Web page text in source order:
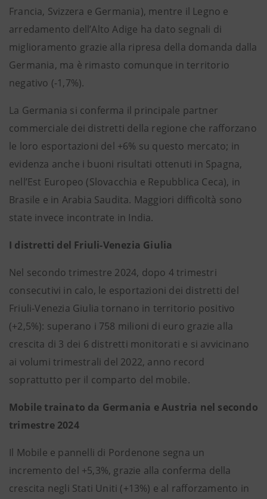
Francia, Svizzera e Germania), mentre il Legno e
arredamento dell’Alto Adige ha dato segnali di
miglioramento grazie alla ripresa della domanda dalla
Germania, ma è rimasto comunque in territorio
negativo (-1,7%).
La Germania si conferma il principale partner
commerciale dei distretti della regione che rafforzano
le loro esportazioni del +6% su questo mercato; in
evidenza anche i buoni risultati ottenuti in Spagna,
nell’Est Europeo (Slovacchia e Repubblica Ceca), in
Brasile e in Arabia Saudita. Maggiori difficoltà sono
state invece incontrate in India.
I distretti del Friuli-Venezia Giulia
Nel secondo trimestre 2024, dopo 4 trimestri
consecutivi in calo, le esportazioni dei distretti del
Friuli-Venezia Giulia tornano in territorio positivo
(+2,5%): superano i 758 milioni di euro grazie alla
crescita di 3 dei 6 distretti monitorati e si avvicinano
ai volumi trimestrali del 2022, anno record
soprattutto per il comparto del mobile.
Mobile trainato da Germania e Austria nel secondo
trimestre 2024
Il Mobile e pannelli di Pordenone segna un
incremento del +5,3%, grazie alla conferma della
crescita negli Stati Uniti (+13%) e al rafforzamento in